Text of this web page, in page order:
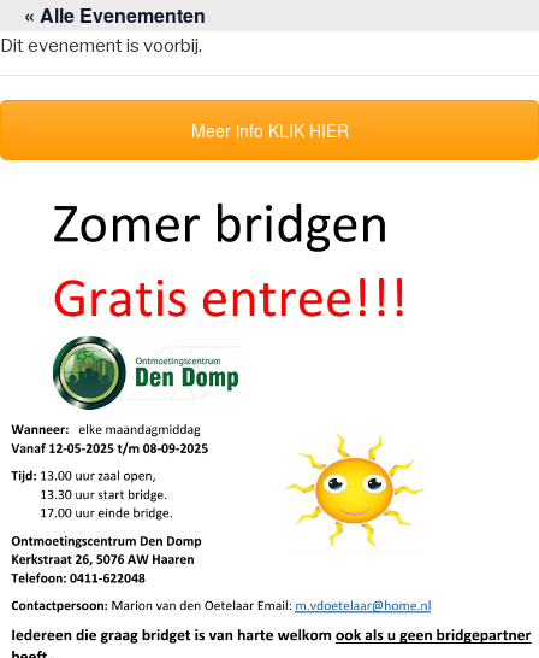
Naar
de
inhoud
springen
« Alle Evenementen
Dit evenement is voorbij.
Meer info KLIK HIER